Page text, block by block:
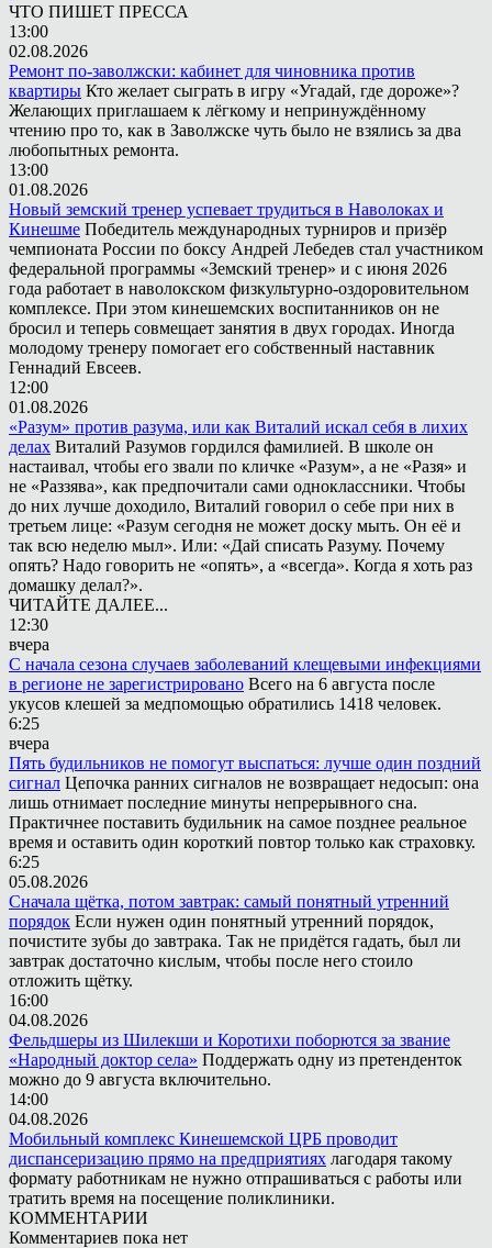
ЧТО ПИШЕТ ПРЕССА
13:00
02.08.2026
Ремонт по-заволжски: кабинет для чиновника против
квартиры Кто желает сыграть в игру «Угадай, где дороже»?
Желающих приглашаем к лёгкому и непринуждённому
чтению про то, как в Заволжске чуть было не взялись за два
любопытных ремонта.
13:00
01.08.2026
Новый земский тренер успевает трудиться в Наволоках и
Кинешме Победитель международных турниров и призёр
чемпионата России по боксу Андрей Лебедев стал участником
федеральной программы «Земский тренер» и с июня 2026
года работает в наволокском физкультурно-оздоровительном
комплексе. При этом кинешемских воспитанников он не
бросил и теперь совмещает занятия в двух городах. Иногда
молодому тренеру помогает его собственный наставник
Геннадий Евсеев.
12:00
01.08.2026
«Разум» против разума, или как Виталий искал себя в лихих
делах Виталий Разумов гордился фамилией. В школе он
настаивал, чтобы его звали по кличке «Разум», а не «Разя» и
не «Раззява», как предпочитали сами одноклассники. Чтобы
до них лучше доходило, Виталий говорил о себе при них в
третьем лице: «Разум сегодня не может доску мыть. Он её и
так всю неделю мыл». Или: «Дай списать Разуму. Почему
опять? Надо говорить не «опять», а «всегда». Когда я хоть раз
домашку делал?».
ЧИТАЙТЕ ДАЛЕЕ...
12:30
вчера
С начала сезона случаев заболеваний клещевыми инфекциями
в регионе не зарегистрировано Всего на 6 августа после
укусов клешей за медпомощью обратились 1418 человек.
6:25
вчера
Пять будильников не помогут выспаться: лучше один поздний
сигнал Цепочка ранних сигналов не возвращает недосып: она
лишь отнимает последние минуты непрерывного сна.
Практичнее поставить будильник на самое позднее реальное
время и оставить один короткий повтор только как страховку.
6:25
05.08.2026
Сначала щётка, потом завтрак: самый понятный утренний
порядок Если нужен один понятный утренний порядок,
почистите зубы до завтрака. Так не придётся гадать, был ли
завтрак достаточно кислым, чтобы после него стоило
отложить щётку.
16:00
04.08.2026
Фельдшеры из Шилекши и Коротихи поборются за звание
«Народный доктор села» Поддержать одну из претенденток
можно до 9 августа включительно.
14:00
04.08.2026
Мобильный комплекс Кинешемской ЦРБ проводит
диспансеризацию прямо на предприятиях лагодаря такому
формату работникам не нужно отпрашиваться с работы или
тратить время на посещение поликлиники.
КОММЕНТАРИИ
Комментариев пока нет